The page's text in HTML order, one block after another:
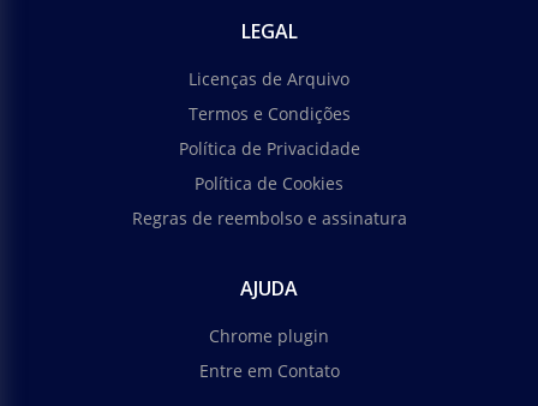
LEGAL
Licenças de Arquivo
Termos e Condições
Política de Privacidade
Política de Cookies
Regras de reembolso e assinatura
AJUDA
Chrome plugin
Entre em Contato